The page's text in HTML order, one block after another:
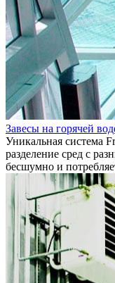
Завесы на горячей
Уникальная система
разделение сред с
бесшумно и